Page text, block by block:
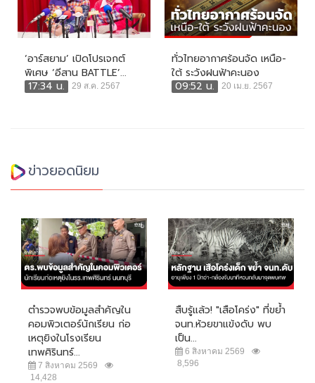
‘อาร์สยาม’ เปิดโปรเจกต์
พิเศษ ‘อีสาน BATTLE’...
17:34 น.
29 ส.ค. 2567
ทั่วไทยอากาศร้อนจัด เหนือ-
ใต้ ระวังฝนฟ้าคะนอง
09:52 น.
20 เม.ย. 2567
ข่าวยอดนิยม
ตำรวจพบข้อมูลสำคัญใน
คอมพิวเตอร์นักเรียน ก่อ
เหตุยิงในโรงเรียน
เทพศิรินทร์...
7 สิงหาคม 2569
14,428
สืบรู้แล้ว! "เสือโคร่ง" ที่ขย้ำ
จนท.ห้วยขาแข้งดับ พบ
เป็น...
6 สิงหาคม 2569
8,596